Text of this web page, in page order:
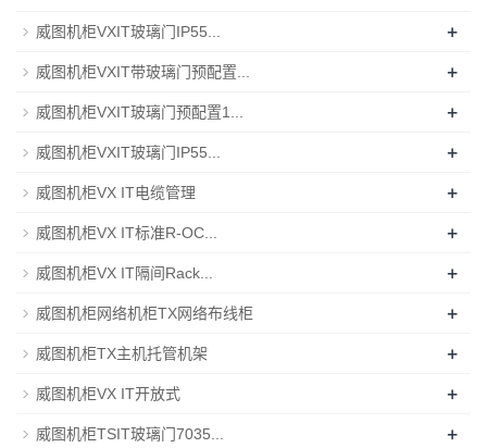
威图机柜VXIT玻璃门IP55... +
威图机柜VXIT带玻璃门预配置... +
威图机柜VXIT玻璃门预配置1... +
威图机柜VXIT玻璃门IP55... +
威图机柜VX IT电缆管理 +
威图机柜VX IT标准R-OC... +
威图机柜VX IT隔间Rack... +
威图机柜网络机柜TX网络布线柜 +
威图机柜TX主机托管机架 +
威图机柜VX IT开放式 +
威图机柜TSIT玻璃门7035... +